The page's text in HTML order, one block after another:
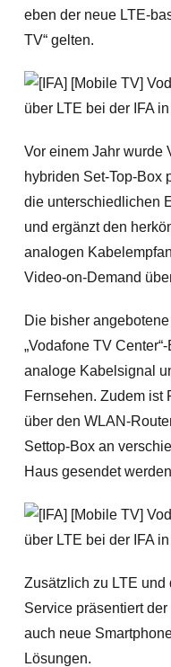
eben der neue LTE-
TV“ gelten.
Vor einem Jahr wurde
hybriden Set-Top-Box
die unterschiedlichen
und ergänzt den
analogen
Video-on-Demand
Die bisher
„Vodafone TV
analoge Kabelsignal
Fernsehen. Zudem ist
über den WLAN-
Settop-Box an
Haus gesendet
Zusätzlich zu LTE und
Service präsentiert
auch neue
Lösungen.